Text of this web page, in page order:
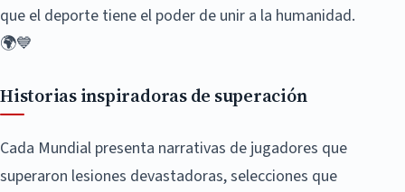
que el deporte tiene el poder de unir a la humanidad.
🌍💙
Historias inspiradoras de superación
Cada Mundial presenta narrativas de jugadores que
superaron lesiones devastadoras, selecciones que